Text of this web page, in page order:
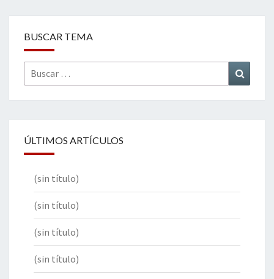
BUSCAR TEMA
Buscar
por:
ÚLTIMOS ARTÍCULOS
(sin título)
(sin título)
(sin título)
(sin título)